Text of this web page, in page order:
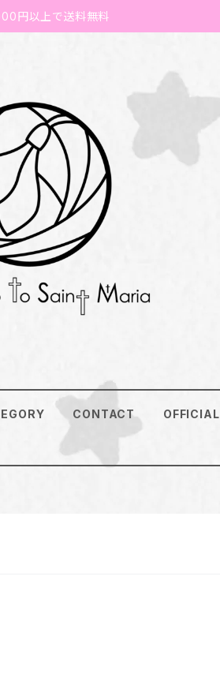
円以上で送料無料
CONTACT OFFICIAL